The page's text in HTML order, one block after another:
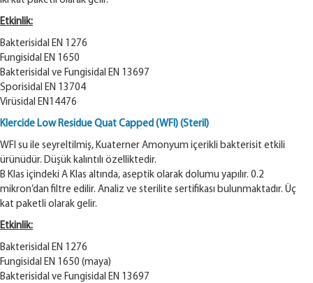
Etkinlik:
Bakterisidal EN 1276
Fungisidal EN 1650
Bakterisidal ve Fungisidal EN 13697
Sporisidal EN 13704
Virüsidal EN14476
Klercide Low Residue Quat Capped (WFI) (Steril)
WFI su ile seyreltilmiş, Kuaterner Amonyum içerikli bakterisit etkili
ürünüdür. Düşük kalıntılı özelliktedir.
B Klas içindeki A Klas altında, aseptik olarak dolumu yapılır. 0.2
mikron’dan filtre edilir. Analiz ve sterilite sertifikası bulunmaktadır. Üç
kat paketli olarak gelir.
Etkinlik:
Bakterisidal EN 1276
Fungisidal EN 1650 (maya)
Bakterisidal ve Fungisidal EN 13697